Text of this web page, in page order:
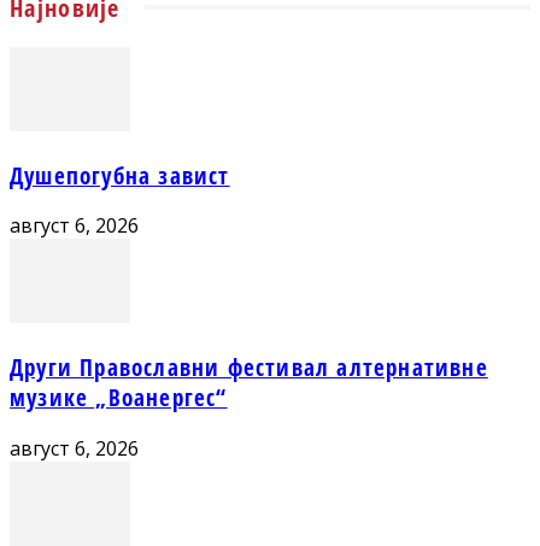
Најновије
Душепогубна завист
август 6, 2026
Други Православни фестивал алтернативне
музике „Воанергес“
август 6, 2026